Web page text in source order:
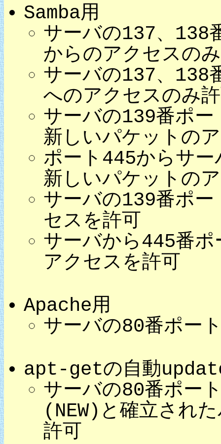
Samba用
サーバの137、138
からのアクセスの
サーバの137、138
へのアクセスのみ
サーバの139番ポー
新しいパケットの
ポート445からサー
新しいパケットの
サーバの139番ポー
セスを許可
サーバから445番ポ
アクセスを許可
Apache用
サーバの80番ポー
apt-getの自動
サーバの80番ポー
(NEW)と確立さ
許可